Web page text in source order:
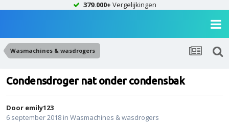
379.000+ Vergelijkingen
Wasmachines & wasdrogers
Condensdroger nat onder condensbak
Door emily123
6 september 2018 in Wasmachines & wasdrogers